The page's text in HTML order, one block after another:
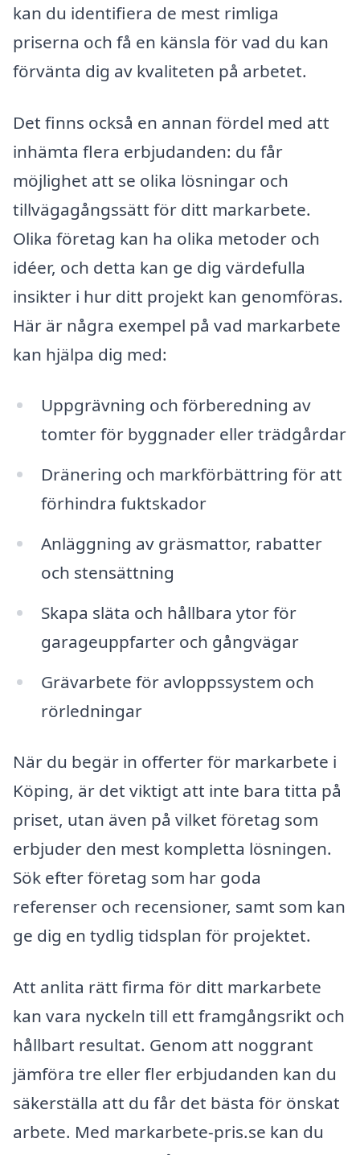
kan du identifiera de mest rimliga
priserna och få en känsla för vad du kan
förvänta dig av kvaliteten på arbetet.
Det finns också en annan fördel med att
inhämta flera erbjudanden: du får
möjlighet att se olika lösningar och
tillvägagångssätt för ditt markarbete.
Olika företag kan ha olika metoder och
idéer, och detta kan ge dig värdefulla
insikter i hur ditt projekt kan genomföras.
Här är några exempel på vad markarbete
kan hjälpa dig med:
Uppgrävning och förberedning av
tomter för byggnader eller trädgårdar
Dränering och markförbättring för att
förhindra fuktskador
Anläggning av gräsmattor, rabatter
och stensättning
Skapa släta och hållbara ytor för
garageuppfarter och gångvägar
Grävarbete för avloppssystem och
rörledningar
När du begär in offerter för markarbete i
Köping, är det viktigt att inte bara titta på
priset, utan även på vilket företag som
erbjuder den mest kompletta lösningen.
Sök efter företag som har goda
referenser och recensioner, samt som kan
ge dig en tydlig tidsplan för projektet.
Att anlita rätt firma för ditt markarbete
kan vara nyckeln till ett framgångsrikt och
hållbart resultat. Genom att noggrant
jämföra tre eller fler erbjudanden kan du
säkerställa att du får det bästa för önskat
arbete. Med markarbete-pris.se kan du